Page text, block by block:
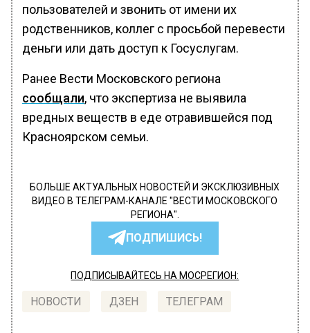
пользователей и звонить от имени их
родственников, коллег с просьбой перевести
деньги или дать доступ к Госуслугам.
Ранее Вести Московского региона
сообщали, что экспертиза не выявила
вредных веществ в еде отравившейся под
Красноярском семьи.
БОЛЬШЕ АКТУАЛЬНЫХ НОВОСТЕЙ И ЭКСКЛЮЗИВНЫХ
ВИДЕО В ТЕЛЕГРАМ-КАНАЛЕ "ВЕСТИ МОСКОВСКОГО
РЕГИОНА".
ПОДПИШИСЬ!
ПОДПИСЫВАЙТЕСЬ НА МОСРЕГИОН:
НОВОСТИ ДЗЕН ТЕЛЕГРАМ